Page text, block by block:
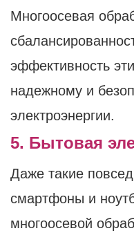
Многоосевая
эффективность
надежному и
электроэнергии.
5. Бытовая
Даже такие
смартфоны и
многоосевой